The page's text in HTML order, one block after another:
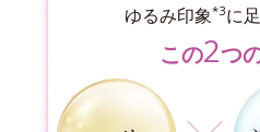
ゆるみ印象*3に
この2つ